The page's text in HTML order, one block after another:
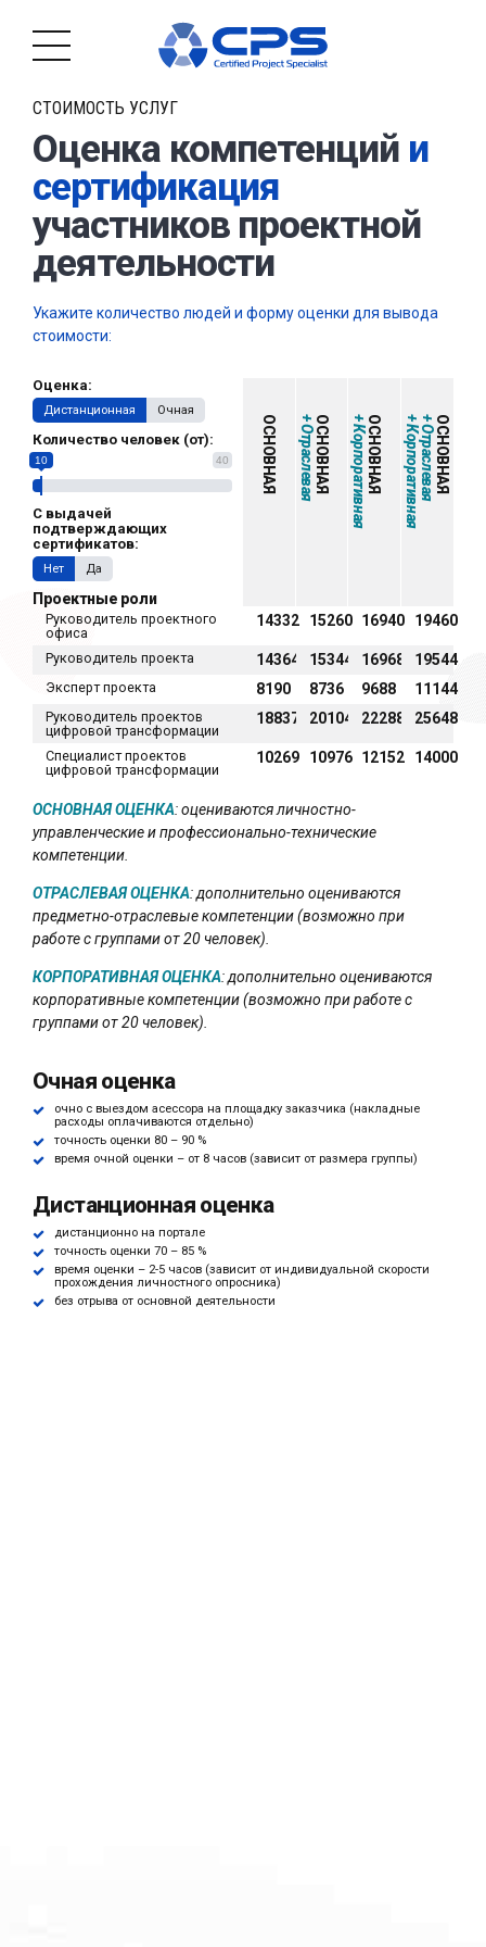
СТОИМОСТЬ УСЛУГ
Оценка компетенций и
сертификация
участников проектной
деятельности
Укажите количество людей и форму оценки для вывода
стоимости:
Оценка:
Дистанционная Очная
Количество человек (от):
40
10
С выдачей
подтверждающих
сертификатов:
Нет Да
Проектные роли
Руководитель проектного
офиса
Руководитель проекта
Эксперт проекта
Руководитель проектов
цифровой трансформации
Специалист проектов
цифровой трансформации
ОСНОВНАЯ
14332
14364
8190
18837
10269
ОСНОВНАЯ
+ Отраслевая
15260
15344
8736
20104
10976
ОСНОВНАЯ
+ Корпоративная
16940
16968
9688
22288
12152
ОСНОВНАЯ
+ Отраслевая
+ Корпоративная
19460
19544
11144
25648
14000
ОСНОВНАЯ ОЦЕНКА: оцениваются личностно-
управленческие и профессионально-технические
компетенции.
ОТРАСЛЕВАЯ ОЦЕНКА: дополнительно оцениваются
предметно-отраслевые компетенции (возможно при
работе с группами от 20 человек).
КОРПОРАТИВНАЯ ОЦЕНКА: дополнительно оцениваются
корпоративные компетенции (возможно при работе с
группами от 20 человек).
Очная оценка
очно с выездом асессора на площадку заказчика (накладные
расходы оплачиваются отдельно)
точность оценки 80 – 90 %
время очной оценки – от 8 часов (зависит от размера группы)
Дистанционная оценка
дистанционно на портале
точность оценки 70 – 85 %
время оценки – 2-5 часов (зависит от индивидуальной скорости
прохождения личностного опросника)
без отрыва от основной деятельности